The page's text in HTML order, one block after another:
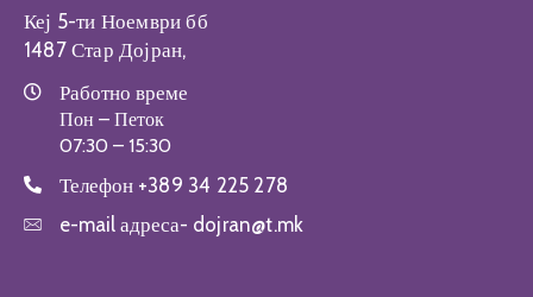
Кеј 5-ти Ноември бб
1487 Стар Дојран,
Работно време
Пон – Петок
07:30 – 15:30
Телефон +389 34 225 278
e-mail адреса- dojran@t.mk